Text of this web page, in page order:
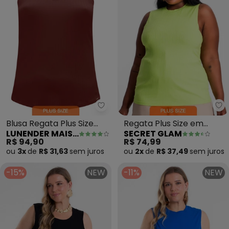
Lunender Mais Mulher - Blusa
Blusa Regata Plus Size
com Decote em V
(Marrom)
LUNENDER MAIS MULHER
R$ 94,90
ou 3x de R$ 31,63 sem juros
Regata Plus Size em
Ribana Canelada (Verde)
SECRET GLAM
R$ 74,99
ou 2x de R$ 37,49 sem juros
-15% NEW -11% NEW